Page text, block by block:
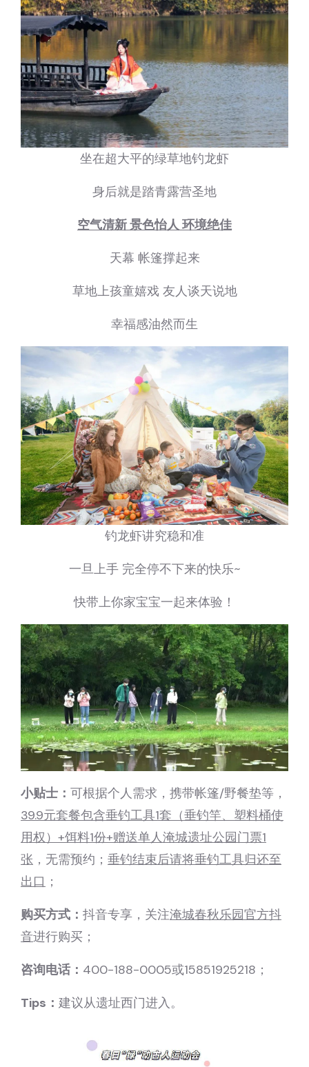
坐在超大平的绿草地钓龙虾
身后就是踏青露营圣地
空气清新 景色怡人 环境绝佳
天幕 帐篷撑起来
草地上孩童嬉戏 友人谈天说地
幸福感油然而生
钓龙虾讲究稳和准
一旦上手 完全停不下来的快乐~
快带上你家宝宝一起来体验！
小贴士： 可根据个人需求，携带帐篷/野餐垫等，
39.9元套餐包含垂钓工具1套（垂钓竿、塑料桶使
用权）+饵料1份+赠送单人淹城遗址公园门票1
张 ，无需预约； 垂钓结束后请将垂钓工具归还至
出口 ；
购买方式： 抖音专享，关注淹城春秋乐园官方抖
音进行购买；
咨询电话： 400-188-0005或15851925218；
Tips： 建议从遗址西门进入。